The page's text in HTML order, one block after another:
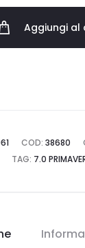
Aggiungi al
COD: 38680
TAG: 7.0